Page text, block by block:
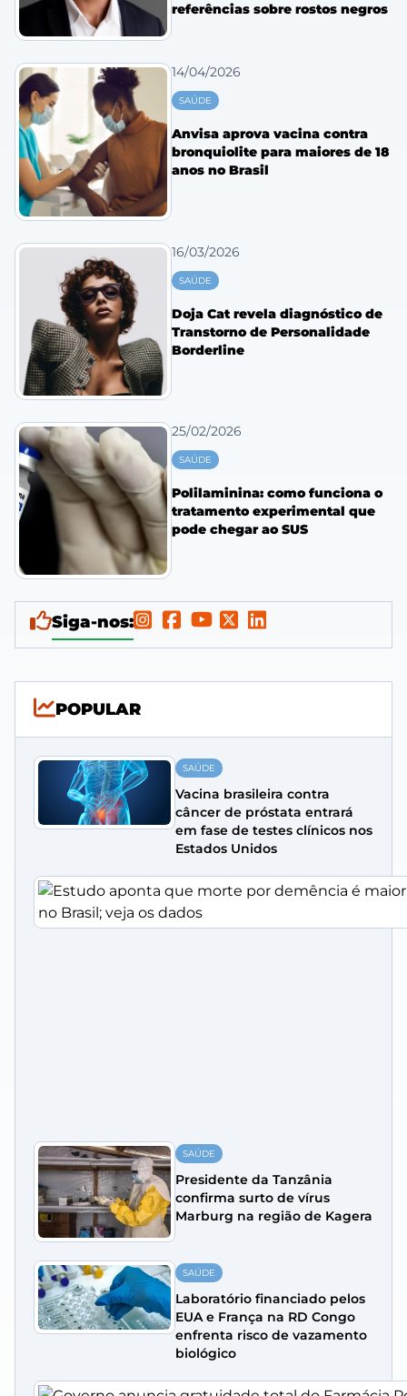
referências sobre rostos negros
14/04/2026
SAÚDE
Anvisa aprova vacina contra
bronquiolite para maiores de 18
anos no Brasil
16/03/2026
SAÚDE
Doja Cat revela diagnóstico de
Transtorno de Personalidade
Borderline
25/02/2026
SAÚDE
Polilaminina: como funciona o
tratamento experimental que
pode chegar ao SUS
Siga-nos:
POPULAR
SAÚDE
Vacina brasileira contra
câncer de próstata entrará
em fase de testes clínicos nos
Estados Unidos
SAÚDE
Presidente da Tanzânia
confirma surto de vírus
Marburg na região de Kagera
SAÚDE
Laboratório financiado pelos
EUA e França na RD Congo
enfrenta risco de vazamento
biológico